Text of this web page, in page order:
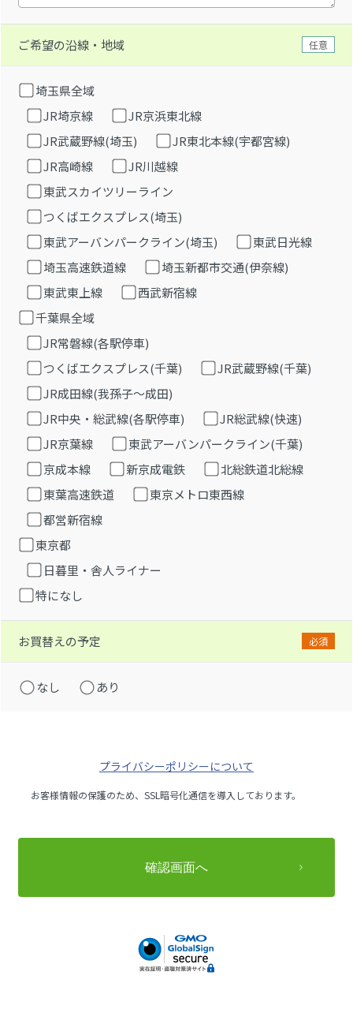
ご希望の沿線・地域 任意
埼玉県全域
JR埼京線
JR京浜東北線
JR武蔵野線(埼玉)
JR東北本線(宇都宮線)
JR高崎線
JR川越線
東武スカイツリーライン
つくばエクスプレス(埼玉)
東武アーバンパークライン(埼玉)
東武日光線
埼玉高速鉄道線
埼玉新都市交通(伊奈線)
東武東上線
西武新宿線
千葉県全域
JR常磐線(各駅停車)
つくばエクスプレス(千葉)
JR武蔵野線(千葉)
JR成田線(我孫子～成田)
JR中央・総武線(各駅停車)
JR総武線(快速)
JR京葉線
東武アーバンパークライン(千葉)
京成本線
新京成電鉄
北総鉄道北総線
東葉高速鉄道
東京メトロ東西線
都営新宿線
東京都
日暮里・舎人ライナー
特になし
お買替えの予定 必須
なし あり
プライバシーポリシーについて
お客様情報の保護のため、SSL暗号化通信を導入しております。